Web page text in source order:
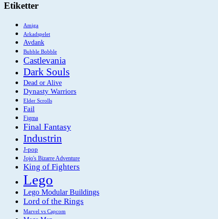
Etiketter
Amiga
Arkadspelet
Avdank
Bubble Bobble
Castlevania
Dark Souls
Dead or Alive
Dynasty Warriors
Elder Scrolls
Fail
Figma
Final Fantasy
Industrin
J-pop
Jojo's Bizarre Adventure
King of Fighters
Lego
Lego Modular Buildings
Lord of the Rings
Marvel vs Capcom